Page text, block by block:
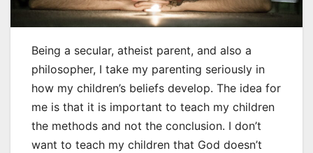
Being a secular, atheist parent, and also a
philosopher, I take my parenting seriously in
how my children’s beliefs develop. The idea for
me is that it is important to teach my children
the methods and not the conclusion. I don’t
want to teach my children that God doesn’t